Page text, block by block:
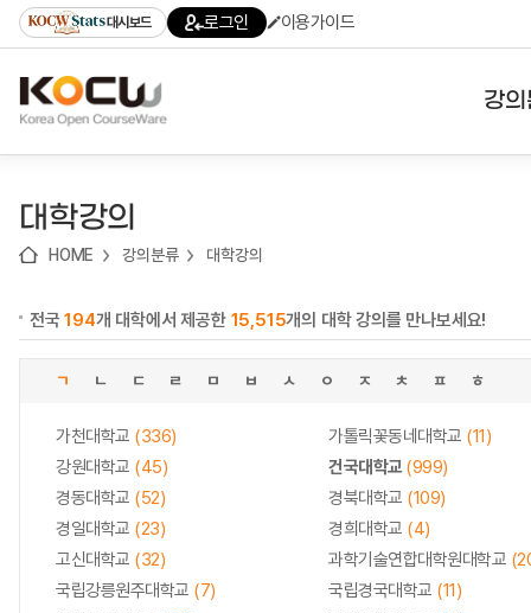
기
기
기
content)
가
대시보드 로그인 이용가이드
강
대학강의
HOME 강의분류 대학강의
전국194개 대학에서 제공한 15,515개의 대학 강의를 만나보세요!
ㄱ ㄴ ㄷ ㄹ ㅁ ㅂ ㅅ ㅇ ㅈ ㅊ ㅍ ㅎ
가천대학교 (336) 가톨릭꽃동네대학교 (11)
강원대학교 (45) 건국대학교(999)
경동대학교 (52) 경북대학교 (109)
경일대학교 (23) 경희대학교 (4)
고신대학교 (32) 과학기술연합대학원대학교
국립강릉원주대학교 (7) 국립경국대학교 (11)